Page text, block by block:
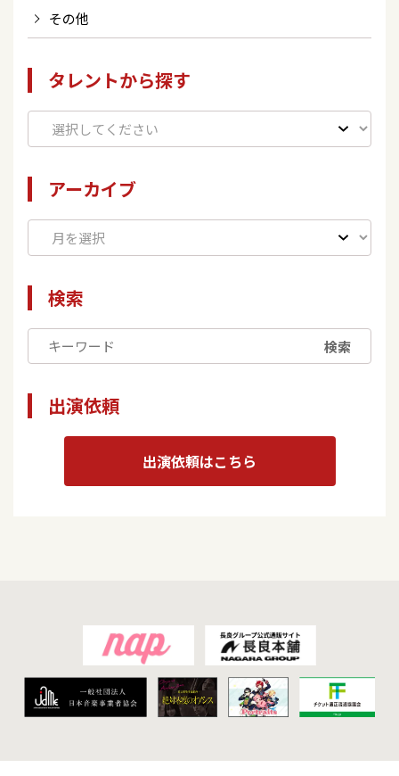
その他
タレントから探す
アーカイブ
検索
検索
出演依頼
出演依頼はこちら